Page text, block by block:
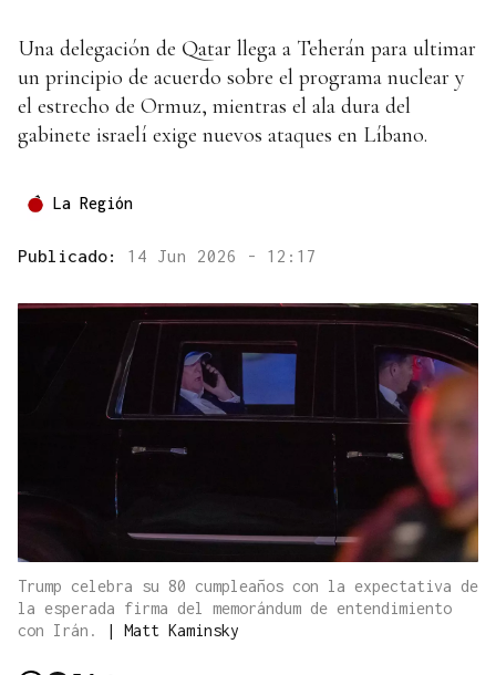
Una delegación de Qatar llega a Teherán para ultimar
un principio de acuerdo sobre el programa nuclear y
el estrecho de Ormuz, mientras el ala dura del
gabinete israelí exige nuevos ataques en Líbano.
La Región
Publicado: 14 Jun 2026 - 12:17
Trump celebra su 80 cumpleaños con la expectativa de
la esperada firma del memorándum de entendimiento
con Irán.
| Matt Kaminsky